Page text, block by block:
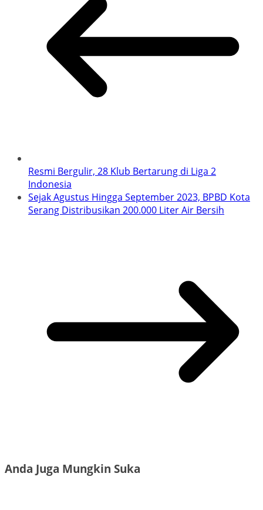
Resmi Bergulir, 28 Klub Bertarung di Liga 2
Indonesia
Sejak Agustus Hingga September 2023, BPBD Kota
Serang Distribusikan 200.000 Liter Air Bersih
Anda Juga Mungkin Suka